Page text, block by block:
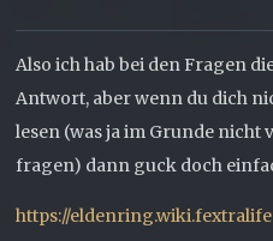
Also ich hab bei den Fragen
Antwort, aber wenn du dich
lesen (was ja im Grunde nicht
fragen) dann guck doch
https://